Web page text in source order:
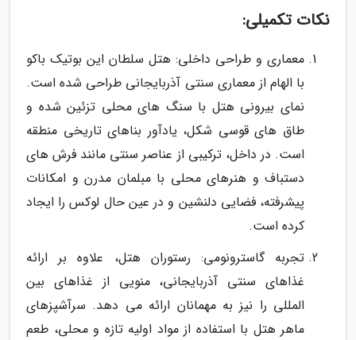
نکات تکمیلی:
معماری و طراحی داخلی: هتل سلطان این بوتیک باکو
با الهام از معماری سنتی آذربایجانی طراحی شده است.
نمای بیرونی هتل با سنگ های محلی تزئین شده و
طاق های قوسی شکل، یادآور بناهای تاریخی منطقه
است. در داخل، ترکیبی از عناصر سنتی مانند فرش های
دستباف و هنرهای محلی با مبلمان مدرن و امکانات
پیشرفته، فضایی دلنشین و در عین حال لوکس را ایجاد
کرده است.
تجربه گاسترونومی: رستوران هتل، علاوه بر ارائه
غذاهای سنتی آذربایجانی، منویی از غذاهای بین
المللی را نیز به مهمانان ارائه می دهد. سرآشپزهای
ماهر هتل با استفاده از مواد اولیه تازه و محلی، طعم